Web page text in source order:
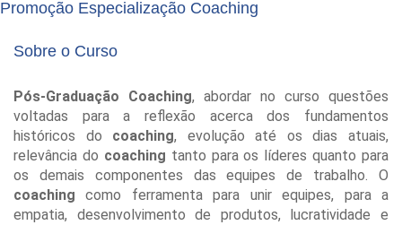
Promoção Especialização Coaching
Sobre o Curso
Pós-Graduação Coaching, abordar no curso questões
voltadas para a reflexão acerca dos fundamentos
históricos do coaching, evolução até os dias atuais,
relevância do coaching tanto para os líderes quanto para
os demais componentes das equipes de trabalho. O
coaching como ferramenta para unir equipes, para a
empatia, desenvolvimento de produtos, lucratividade e